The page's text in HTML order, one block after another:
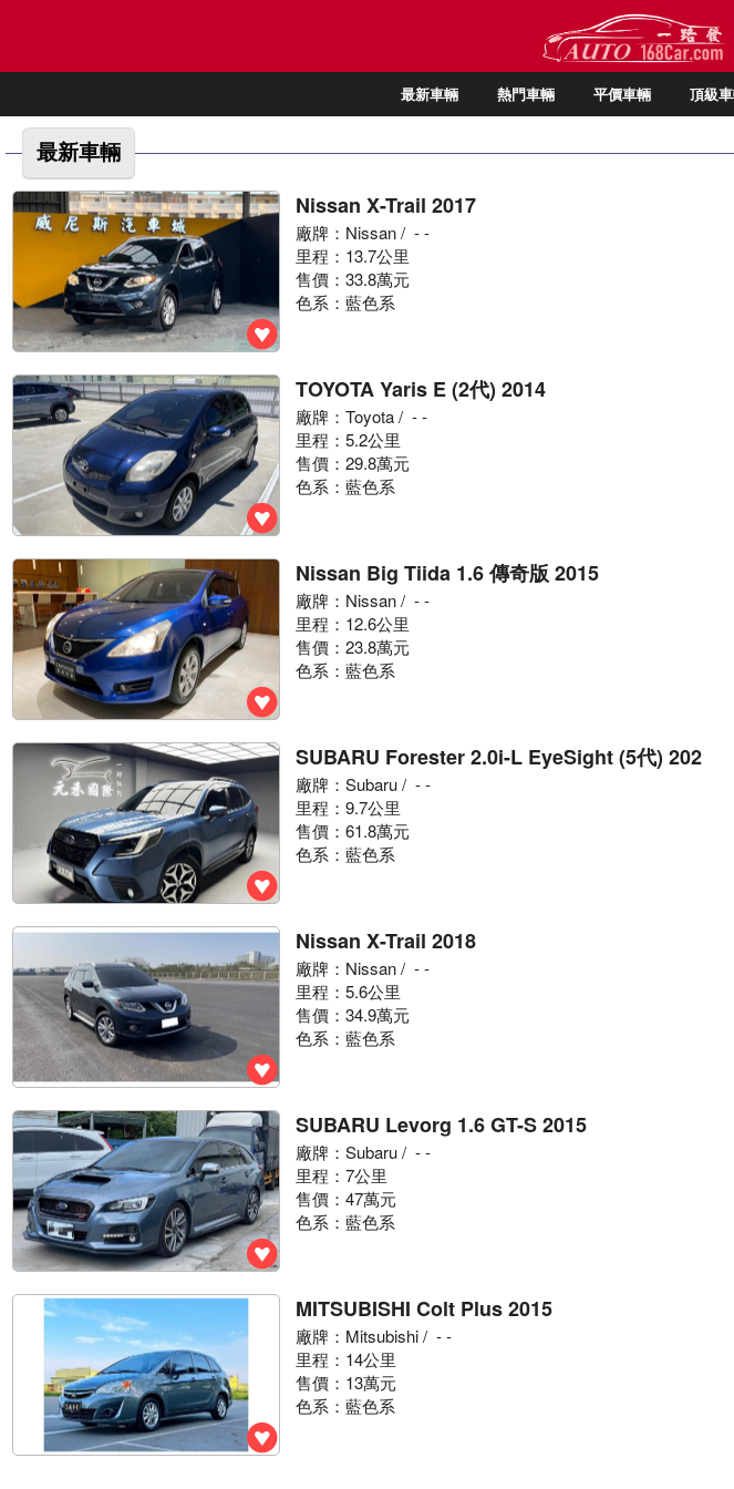
最新車輛 熱門車輛 平價車輛 頂級
最新車輛
Nissan X-Trail 2017
廠牌： Nissan/ - -
里程：13.7公里
售價：33.8萬元
色系：藍色系
TOYOTA Yaris E (2代) 2014
廠牌： Toyota/ - -
里程：5.2公里
售價：29.8萬元
色系：藍色系
Nissan Big Tiida 1.6 傳奇版 2015
廠牌： Nissan/ - -
里程：12.6公里
售價：23.8萬元
色系：藍色系
SUBARU Forester 2.0i-L EyeSight (5代) 202
廠牌： Subaru/ - -
里程：9.7公里
售價：61.8萬元
色系：藍色系
Nissan X-Trail 2018
廠牌： Nissan/ - -
里程：5.6公里
售價：34.9萬元
色系：藍色系
SUBARU Levorg 1.6 GT-S 2015
廠牌： Subaru/ - -
里程：7公里
售價：47萬元
色系：藍色系
MITSUBISHI Colt Plus 2015
廠牌： Mitsubishi/ - -
里程：14公里
售價：13萬元
色系：藍色系